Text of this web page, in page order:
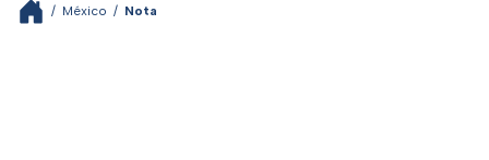
/ México / Nota